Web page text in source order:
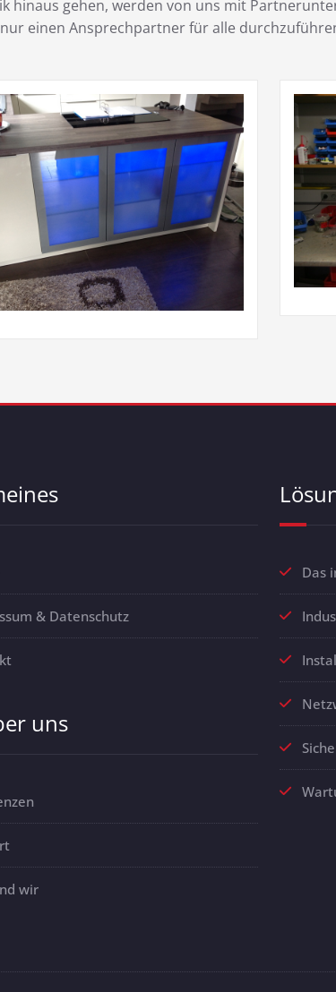
hinaus gehen, werden von uns mit
einen Ansprechpartner für alle
& Datenschutz
uns
wir
Das